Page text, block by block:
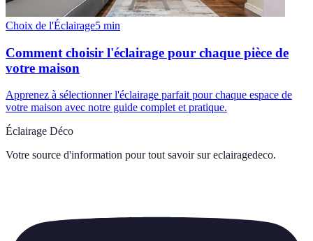
Choix de l'Éclairage5 min
Comment choisir l'éclairage pour chaque pièce de
votre maison
Apprenez à sélectionner l'éclairage parfait pour chaque espace de
votre maison avec notre guide complet et pratique.
Éclairage Déco
Votre source d'information pour tout savoir sur eclairagedeco.